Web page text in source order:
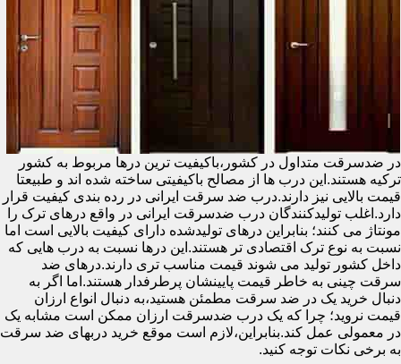
در ضدسرقت متداول در کشور،باکیفیت ترین درها مربوط به کشور
ترکیه هستند.این درب ها از مصالح باکیفیتی ساخته شده اند و طبیعتا
قیمت بالایی نیز دارند.درب ضد سرقت ایرانی در رده بندی کیفیت قرار
دارد.اغلب تولیدکنندگان درب ضدسرقت ایرانی در واقع درهای ترک را
مونتاژ می کنند؛ بنابراین درهای تولیدشده دارای کیفیت بالایی است اما
نسبت به نوع ترک اقتصادی تر هستند.این درها نسبت به درب هایی که
داخل کشور تولید می شوند قیمت مناسب تری دارند.درهای ضد
سرقت چینی به خاطر قیمت پایینشان پرطرفدار هستند.اما اگر به
دنبال خرید یک در ضد سرقت مطمئن هستید،به دنبال انواع ارزان
قیمت نروید؛ چرا که یک درب ضدسرقت ارزان ممکن است مشابه یک
در معمولی عمل کند.بنابراین،لازم است موقع خرید دربهای ضد سرقت
به برخی نکات توجه کنید.